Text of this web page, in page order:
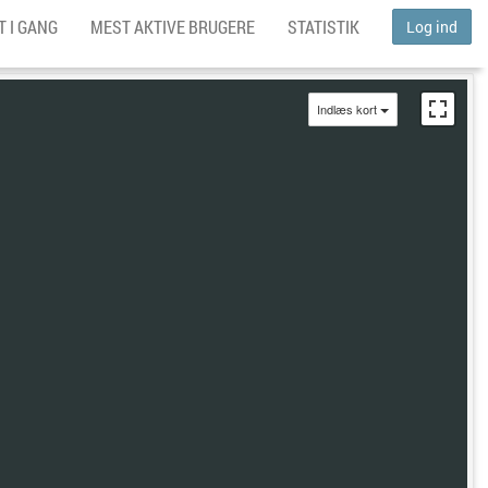
Log ind
I GANG MEST AKTIVE BRUGERE STATISTIK
Indlæs kort